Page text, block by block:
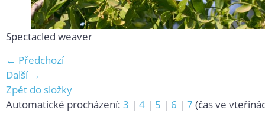
Spectacled weaver
← Předchozí
Další →
Zpět do složky
Automatické procházení: 3 | 4 | 5 | 6 | 7 (čas ve